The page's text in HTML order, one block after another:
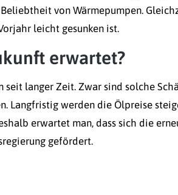
von Wärmepumpen.
leicht gesunken ist.
erwartet?
langer Zeit. Zwar sind solche
Langfristig werden die Ölpreise
erwartet man, dass sich die
gefördert.